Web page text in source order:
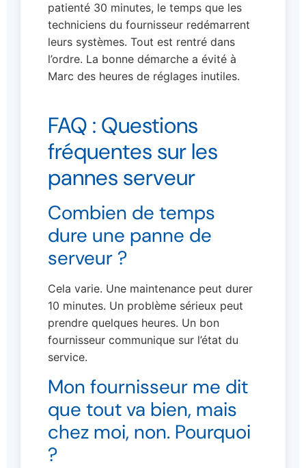
patienté 30 minutes, le temps que les
techniciens du fournisseur redémarrent
leurs systèmes. Tout est rentré dans
l’ordre. La bonne démarche a évité à
Marc des heures de réglages inutiles.
FAQ : Questions
fréquentes sur les
pannes serveur
Combien de temps
dure une panne de
serveur ?
Cela varie. Une maintenance peut durer
10 minutes. Un problème sérieux peut
prendre quelques heures. Un bon
fournisseur communique sur l’état du
service.
Mon fournisseur me dit
que tout va bien, mais
chez moi, non. Pourquoi
?